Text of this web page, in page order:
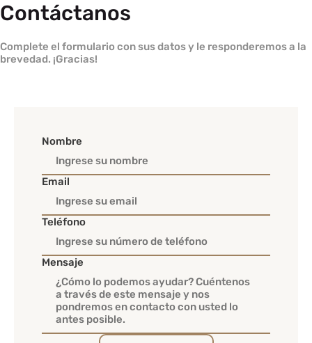
Contáctanos
Complete el formulario con sus datos y le responderemos a la
brevedad. ¡Gracias!
Nombre
Email
Teléfono
Mensaje